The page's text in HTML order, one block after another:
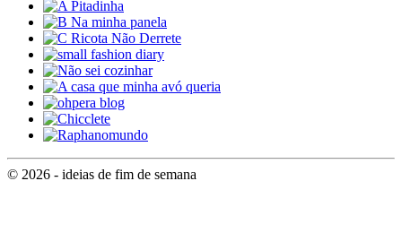
© 2026 - ideias de fim de semana